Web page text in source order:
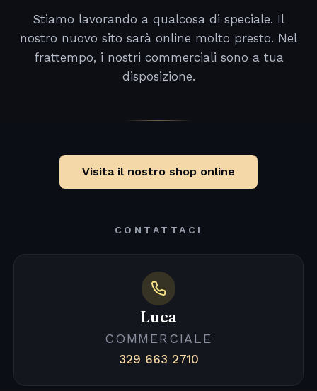
Stiamo lavorando a qualcosa di speciale. Il
nostro nuovo sito sarà online molto presto. Nel
frattempo, i nostri commerciali sono a tua
disposizione.
Visita il nostro shop online
CONTATTACI
Luca
COMMERCIALE
329 663 2710